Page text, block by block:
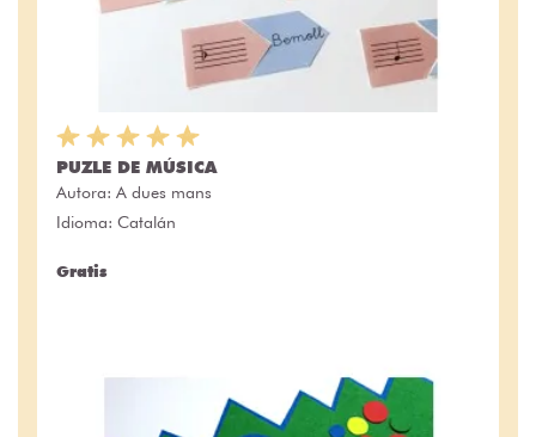
PUZLE DE MÚSICA
Autora: A dues mans
Idioma: Catalán
Gratis